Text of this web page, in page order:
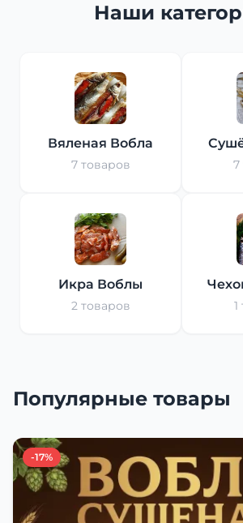
Наши
Вяленая Вобла
7 товаров 7
Икра Воблы
2 товаров 1
Популярные товары
-17%